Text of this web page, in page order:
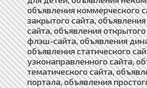
объявления коммерческого
закрытого сайта,
сайта, объявления
флэш-сайта, объявления
объявления статического
узконаправленного сайта,
тематического сайта,
портала, объявления